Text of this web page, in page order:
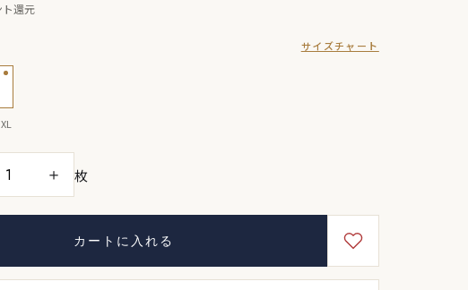
還元
サイズチャート
＋ 枚
カートに入れる